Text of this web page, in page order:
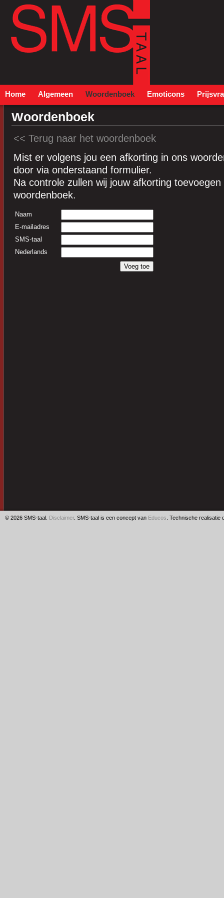
Home Algemeen Woordenboek Emoticons
Woordenboek
<< Terug naar het woordenboek
Mist er volgens jou een afkorting in ons
door via onderstaand formulier.
Na controle zullen wij jouw afkorting
woordenboek.
Naam
E-mailadres
SMS-taal
Nederlands
© 2026 SMS-taal. Disclaimer. SMS-taal is een concept van Educos . Technische realisatie